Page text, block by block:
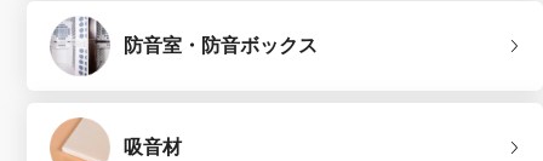
防音室・防音ボックス
吸音材